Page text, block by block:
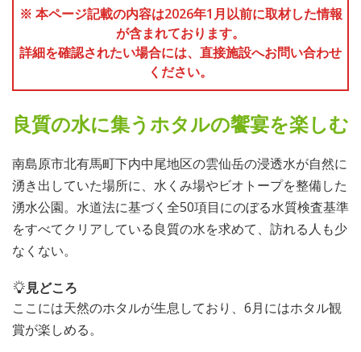
※ 本ページ記載の内容は2026年1月以前に取材した情報
が含まれております。
詳細を確認されたい場合には、直接施設へお問い合わせ
ください。
良質の水に集うホタルの饗宴を楽しむ
南島原市北有馬町下内中尾地区の雲仙岳の浸透水が自然に
湧き出していた場所に、水くみ場やビオトープを整備した
湧水公園。水道法に基づく全50項目にのぼる水質検査基準
をすべてクリアしている良質の水を求めて、訪れる人も少
なくない。
見どころ
ここには天然のホタルが生息しており、6月にはホタル観
賞が楽しめる。